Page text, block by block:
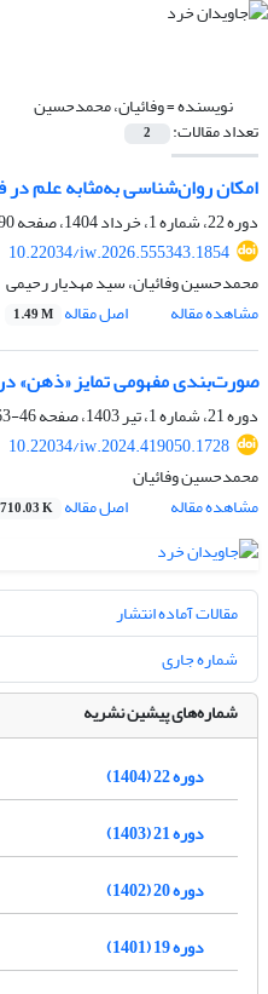
نویسنده =وفائیان، محمدحسین
تعداد مقالات: 2
امکان روان‌شناسی به‌مثابه علم
دوره 22، شماره 1، خرداد 1404، صفحه
10.22034/iw.2026.555343.1854
محمدحسین وفائیان، سید مهدیار رحیمی
مشاهده مقاله
اصل مقاله 1.49 M
صورت‌بندی مفهومی تمایز «ذهن»
دوره 21، شماره 1، تیر 1403، صفحه
46-63
10.22034/iw.2024.419050.1728
محمدحسین وفائیان
مشاهده مقاله
اصل مقاله 710.03 K
مقالات آماده انتشار
شماره جاری
شماره‌های پیشین نشریه
دوره 22 (1404)
دوره 21 (1403)
دوره 20 (1402)
دوره 19 (1401)